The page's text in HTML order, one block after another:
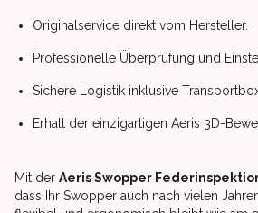
Originalservice direkt vom Hersteller.
Professionelle Überprüfung und
Sichere Logistik inklusive
Erhalt der einzigartigen Aeris 3D-
Mit der Aeris Swopper
dass Ihr Swopper auch nach vielen